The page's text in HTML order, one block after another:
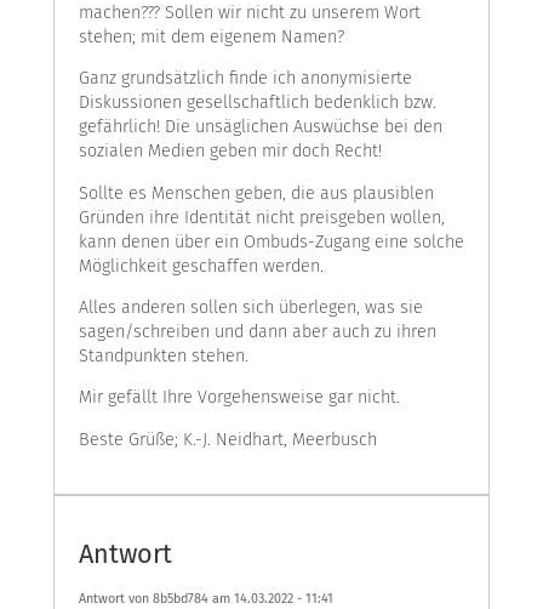
machen??? Sollen wir nicht zu unserem Wort
stehen; mit dem eigenem Namen?
Ganz grundsätzlich finde ich anonymisierte
Diskussionen gesellschaftlich bedenklich bzw.
gefährlich! Die unsäglichen Auswüchse bei den
sozialen Medien geben mir doch Recht!
Sollte es Menschen geben, die aus plausiblen
Gründen ihre Identität nicht preisgeben wollen,
kann denen über ein Ombuds-Zugang eine solche
Möglichkeit geschaffen werden.
Alles anderen sollen sich überlegen, was sie
sagen/schreiben und dann aber auch zu ihren
Standpunkten stehen.
Mir gefällt Ihre Vorgehensweise gar nicht.
Beste Grüße; K.-J. Neidhart, Meerbusch
Antwort
Antwort von 8b5bd784 am 14.03.2022 - 11:41